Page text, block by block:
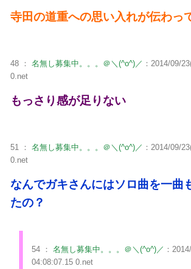
寺田の道重への思い入れが伝わっ
48 ： 名無し募集中。。。＠＼(^o^)／ ：2014/09/
0.net
もっさり感が足りない
51 ： 名無し募集中。。。＠＼(^o^)／ ：2014/09/
0.net
なんでガキさんにはソロ曲を一曲
たの？
54 ： 名無し募集中。。。＠＼(^o^)／ ：
04:08:07.15 0.net